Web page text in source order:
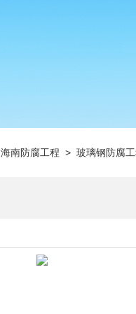
海南防腐工程 > 玻璃钢防腐